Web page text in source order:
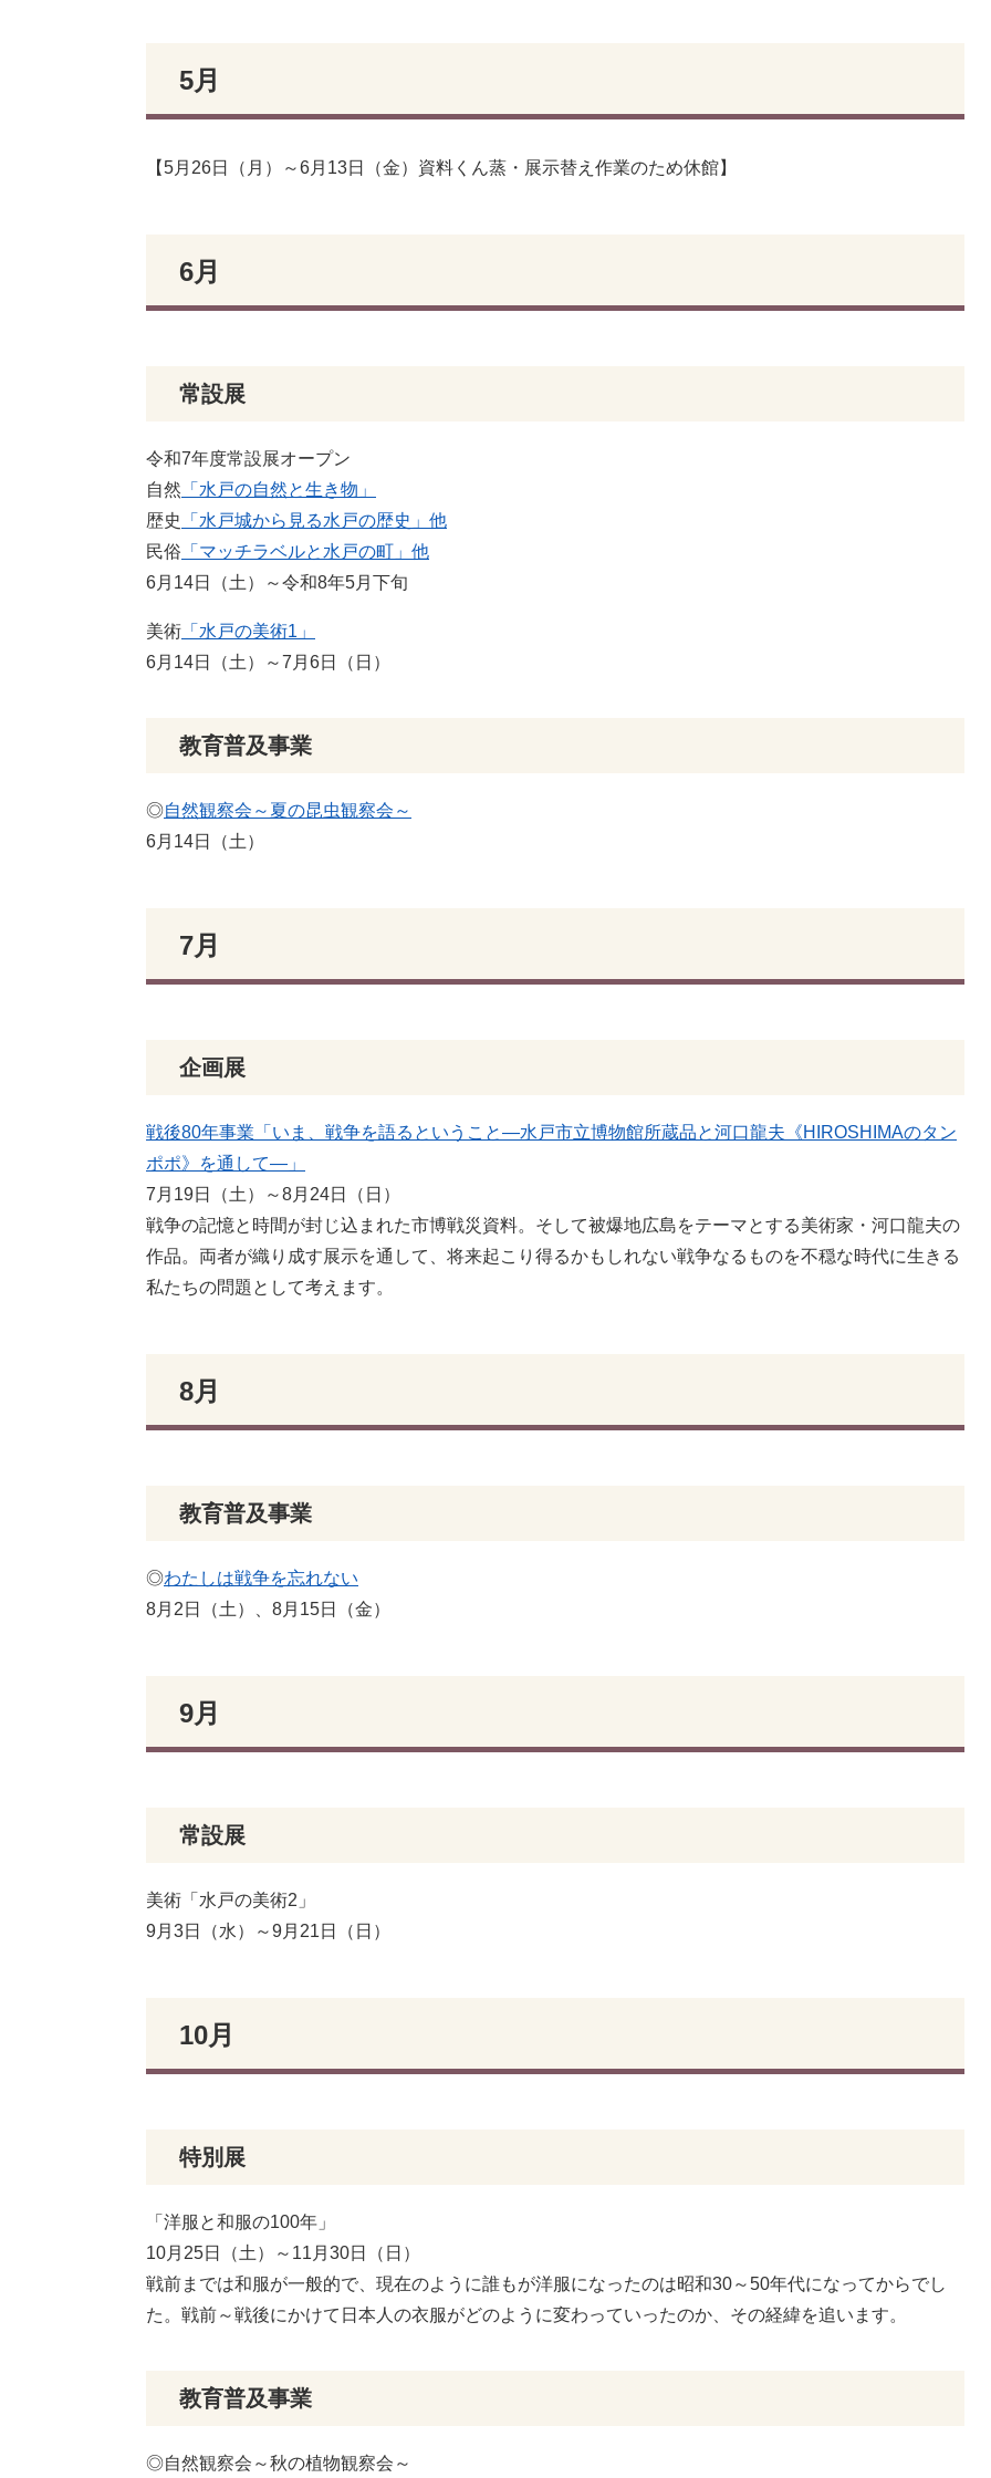
5月
【5月26日（月）～6月13日（金）資料くん蒸・展示替え作業のため休館】
6月
常設展
令和7年度常設展オープン
自然 「水戸の自然と生き物」
歴史
「水戸城から見る水戸の歴史」他
民俗 「マッチラベルと水戸の町」他
6月14日（土）～令和8年5月下旬
美術 「水戸の美術1」
6月14日（土）～7月6日（日）
教育普及事業
◎自然観察会～夏の昆虫観察会～
6月14日（土）
7月
企画展
戦後80年事業「いま、戦争を語るということ―水戸市立博物館所蔵品と河口龍夫《HIROSHIMAのタン
ポポ》を通して―」
7月19日（土）～8月24日（日）
戦争の記憶と時間が封じ込まれた市博戦災資料。そして被爆地広島をテーマとする美術家・河口龍夫の
作品。両者が織り成す展示を通して、将来起こり得るかもしれない戦争なるものを不穏な時代に生きる
私たちの問題として考えます。
8月
教育普及事業
◎わたしは戦争を忘れない
8月2日（土）、8月15日（金）
9月
常設展
美術「水戸の美術2」
9月3日（水）～9月21日（日）
10月
特別展
「洋服と和服の100年」
10月25日（土）～11月30日（日）
戦前までは和服が一般的で、現在のように誰もが洋服になったのは昭和30～50年代になってからでし
た。戦前～戦後にかけて日本人の衣服がどのように変わっていったのか、その経緯を追います。
教育普及事業
◎自然観察会～秋の植物観察会～